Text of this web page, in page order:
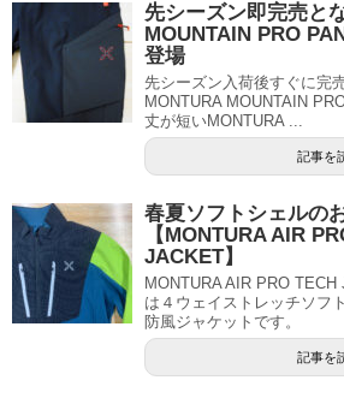
先シーズン即完売と
MOUNTAIN PRO
登場
先シーズン入荷後すぐに完
MONTURA MOUNTAIN
丈が短いMONTURA ...
記事を
春夏ソフトシェルの
【MONTURA AIR
JACKET】
MONTURA AIR PRO TECH
は４ウェイストレッチソフ
防風ジャケットです。
記事を